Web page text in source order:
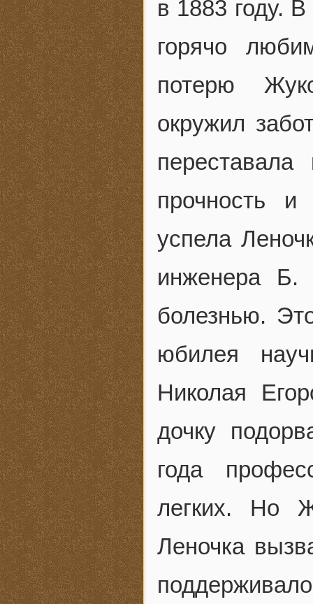
в 1883 году.
горячо
потерю
окружил
прочность
успела
инженера
болезнью.
юбилея
Николая
дочку
года
легких. Но
Леночка